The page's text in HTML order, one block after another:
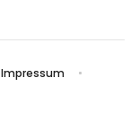
Impressum